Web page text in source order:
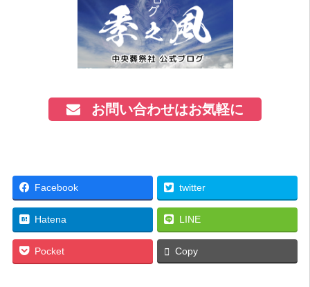
お問い合わせはお気軽に
Facebook twitter
Hatena LINE
Pocket Copy